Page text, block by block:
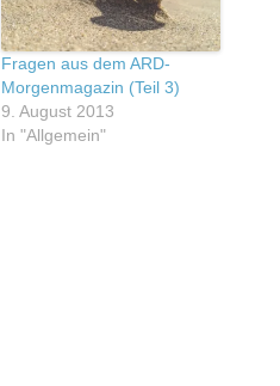
Fragen aus dem ARD-
Morgenmagazin (Teil 3)
9. August 2013
In "Allgemein"